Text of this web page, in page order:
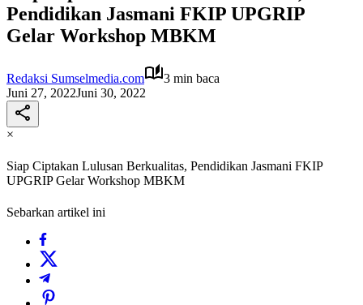
Pendidikan Jasmani FKIP UPGRIP
Gelar Workshop MBKM
Redaksi Sumselmedia.com
3 min baca
Juni 27, 2022Juni 30, 2022
×
Siap Ciptakan Lulusan Berkualitas, Pendidikan Jasmani FKIP
UPGRIP Gelar Workshop MBKM
Sebarkan artikel ini